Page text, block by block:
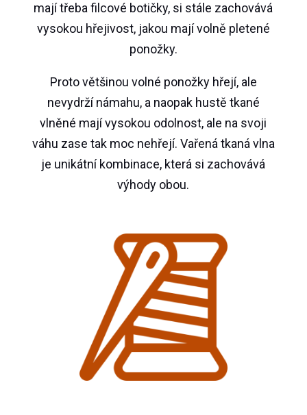
mají třeba filcové botičky, si stále zachovává
vysokou hřejivost, jakou mají volně pletené
ponožky.
Proto většinou volné ponožky hřejí, ale
nevydrží námahu, a naopak hustě tkané
vlněné mají vysokou odolnost, ale na svoji
váhu zase tak moc nehřejí. Vařená tkaná vlna
je unikátní kombinace, která si zachovává
výhody obou.